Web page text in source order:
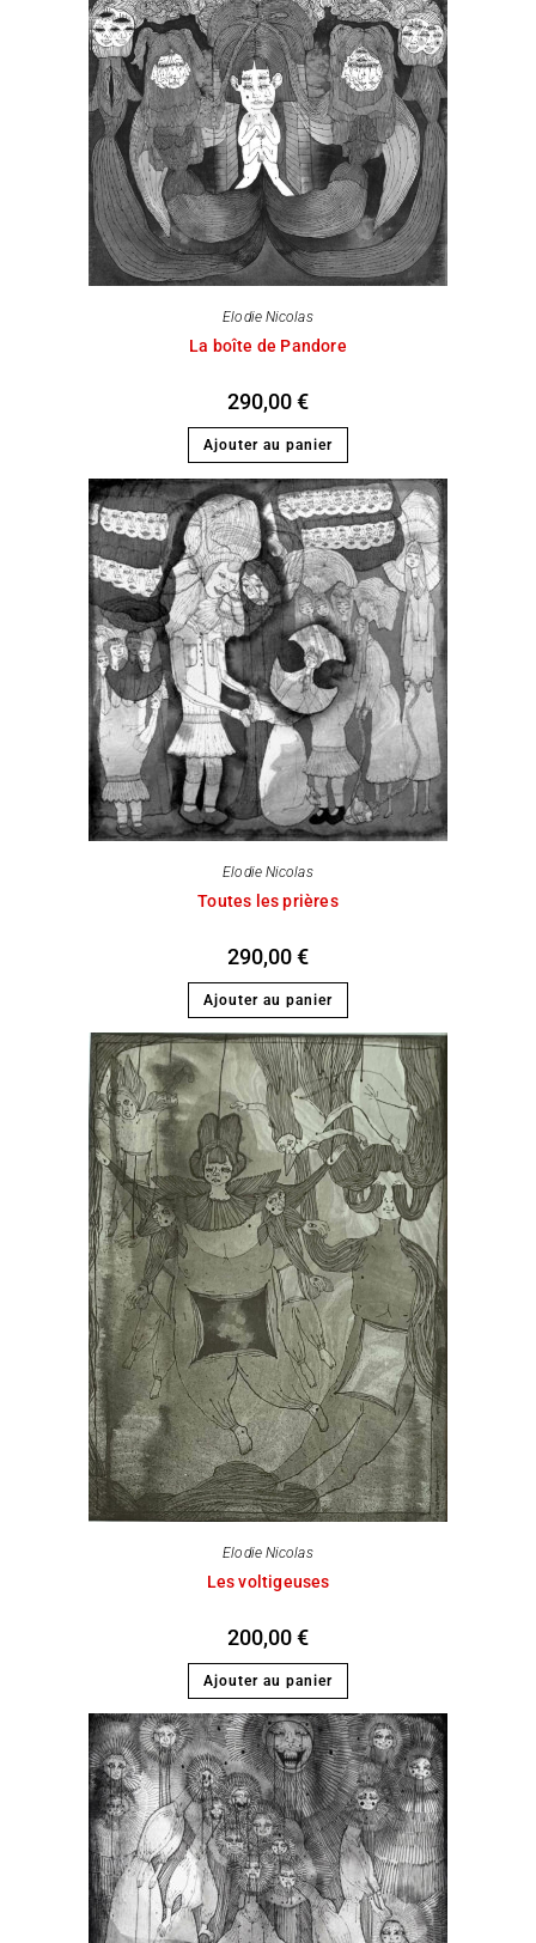
Elodie Nicolas
La boîte de Pandore
290,00€
Ajouter au panier
Elodie Nicolas
Toutes les prières
290,00€
Ajouter au panier
Elodie Nicolas
Les voltigeuses
200,00€
Ajouter au panier